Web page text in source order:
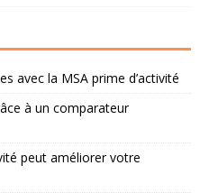
avec la MSA prime d’activité
à un comparateur
peut améliorer votre